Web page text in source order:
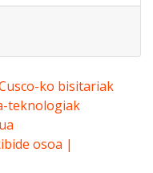
ko bisitariak
teknologiak
osoa |